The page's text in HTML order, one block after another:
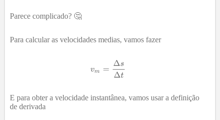
Parece complicado? 🤔
Para calcular as velocidades medias, vamos fazer
E para obter a velocidade instantânea, vamos usar a definição
de derivada